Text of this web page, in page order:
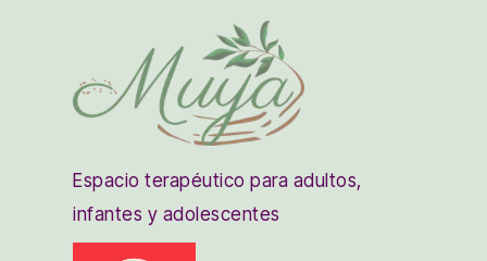
Espacio terapéutico para adultos,
infantes y adolescentes